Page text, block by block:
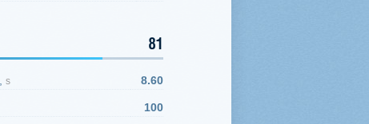
81
s 8.60
100